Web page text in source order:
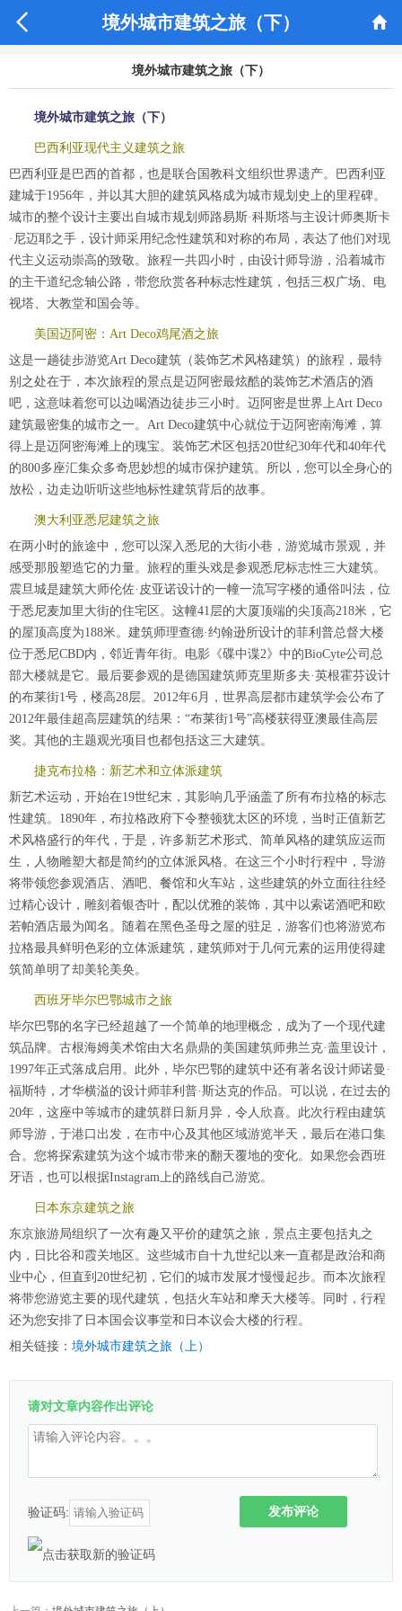
 境外城市建筑之旅（下） 
境外城市建筑之旅（下）
境外城市建筑之旅（下）
巴西利亚现代主义建筑之旅
巴西利亚是巴西的首都，也是联合国教科文组织世界遗产。巴西利亚
建城于1956年，并以其大胆的建筑风格成为城市规划史上的里程碑。
城市的整个设计主要出自城市规划师路易斯·科斯塔与主设计师奥斯卡
·尼迈耶之手，设计师采用纪念性建筑和对称的布局，表达了他们对现
代主义运动崇高的致敬。旅程一共四小时，由设计师导游，沿着城市
的主干道纪念轴公路，带您欣赏各种标志性建筑，包括三权广场、电
视塔、大教堂和国会等。
美国迈阿密：Art Deco鸡尾酒之旅
这是一趟徒步游览Art Deco建筑（装饰艺术风格建筑）的旅程，最特
别之处在于，本次旅程的景点是迈阿密最炫酷的装饰艺术酒店的酒
吧，这意味着您可以边喝酒边徒步三小时。迈阿密是世界上Art Deco
建筑最密集的城市之一。Art Deco建筑中心就位于迈阿密南海滩，算
得上是迈阿密海滩上的瑰宝。装饰艺术区包括20世纪30年代和40年代
的800多座汇集众多奇思妙想的城市保护建筑。所以，您可以全身心的
放松，边走边听听这些地标性建筑背后的故事。
澳大利亚悉尼建筑之旅
在两小时的旅途中，您可以深入悉尼的大街小巷，游览城市景观，并
感受那股塑造它的力量。旅程的重头戏是参观悉尼标志性三大建筑。
震旦城是建筑大师伦佐·皮亚诺设计的一幢一流写字楼的通俗叫法，位
于悉尼麦加里大街的住宅区。这幢41层的大厦顶端的尖顶高218米，它
的屋顶高度为188米。建筑师理查德·约翰逊所设计的菲利普总督大楼
位于悉尼CBD内，邻近青年街。电影《碟中谍2》中的BioCyte公司总
部大楼就是它。最后要参观的是德国建筑师克里斯多夫·英根霍芬设计
的布莱街1号，楼高28层。2012年6月，世界高层都市建筑学会公布了
2012年最佳超高层建筑的结果：“布莱街1号”高楼获得亚澳最佳高层
奖。其他的主题观光项目也都包括这三大建筑。
捷克布拉格：新艺术和立体派建筑
新艺术运动，开始在19世纪末，其影响几乎涵盖了所有布拉格的标志
性建筑。1890年，布拉格政府下令整顿犹太区的环境，当时正值新艺
术风格盛行的年代，于是，许多新艺术形式、简单风格的建筑应运而
生，人物雕塑大都是简约的立体派风格。在这三个小时行程中，导游
将带领您参观酒店、酒吧、餐馆和火车站，这些建筑的外立面往往经
过精心设计，雕刻着银杏叶，配以优雅的装饰，其中以索诺酒吧和欧
若帕酒店最为闻名。随着在黑色圣母之屋的驻足，游客们也将游览布
拉格最具鲜明色彩的立体派建筑，建筑师对于几何元素的运用使得建
筑简单明了却美轮美奂。
西班牙毕尔巴鄂城市之旅
毕尔巴鄂的名字已经超越了一个简单的地理概念，成为了一个现代建
筑品牌。古根海姆美术馆由大名鼎鼎的美国建筑师弗兰克·盖里设计，
1997年正式落成启用。此外，毕尔巴鄂的建筑中还有著名设计师诺曼·
福斯特，才华横溢的设计师菲利普·斯达克的作品。可以说，在过去的
20年，这座中等城市的建筑群日新月异，令人欣喜。此次行程由建筑
师导游，于港口出发，在市中心及其他区域游览半天，最后在港口集
合。您将探索建筑为这个城市带来的翻天覆地的变化。如果您会西班
牙语，也可以根据Instagram上的路线自己游览。
日本东京建筑之旅
东京旅游局组织了一次有趣又平价的建筑之旅，景点主要包括丸之
内，日比谷和霞关地区。这些城市自十九世纪以来一直都是政治和商
业中心，但直到20世纪初，它们的城市发展才慢慢起步。而本次旅程
将带您游览主要的现代建筑，包括火车站和摩天大楼等。同时，行程
还为您安排了日本国会议事堂和日本议会大楼的行程。
相关链接： 境外城市建筑之旅（上）
请对文章内容作出评论
验证码: 发布评论